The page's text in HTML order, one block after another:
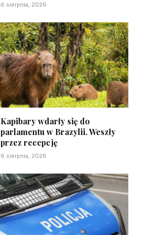
6 sierpnia, 2026
Kapibary wdarły się do
parlamentu w Brazylii. Weszły
przez recepcję
6 sierpnia, 2026